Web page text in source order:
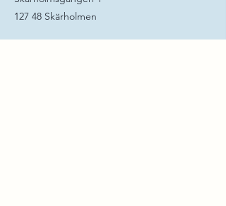
127 48 Skärholmen